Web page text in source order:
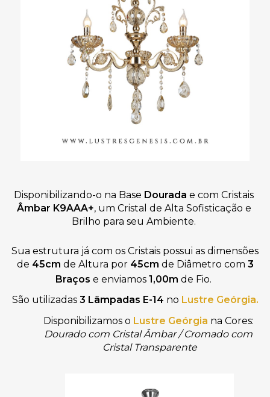
Disponibilizando-o na Base Dourada e com Cristais
Âmbar K9AAA+, um Cristal de Alta Sofisticação e
Brilho para seu Ambiente.
Sua estrutura já com os Cristais possui as dimensões
de 45cm de Altura por 45cm de Diâmetro com 3
Braços e enviamos 1,00m de Fio.
São utilizadas 3 Lâmpadas E-14 no Lustre Geórgia.
Disponibilizamos o Lustre Geórgia na Cores:
Dourado com Cristal Âmbar / Cromado com
Cristal Transparente